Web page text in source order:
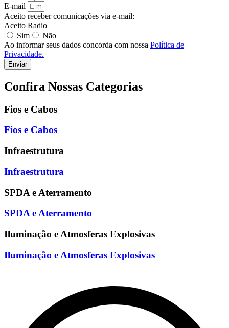
E-mail
Aceito receber comunicações via e-mail:
Aceito Radio
Sim
Não
Ao informar seus dados concorda com nossa Política de
Privacidade.
Enviar
Confira Nossas Categorias
Fios e Cabos
Fios e Cabos
Infraestrutura
Infraestrutura
SPDA e Aterramento
SPDA e Aterramento
Iluminação e Atmosferas Explosivas
Iluminação e Atmosferas Explosivas